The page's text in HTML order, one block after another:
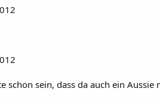
schon sein, dass da auch ein